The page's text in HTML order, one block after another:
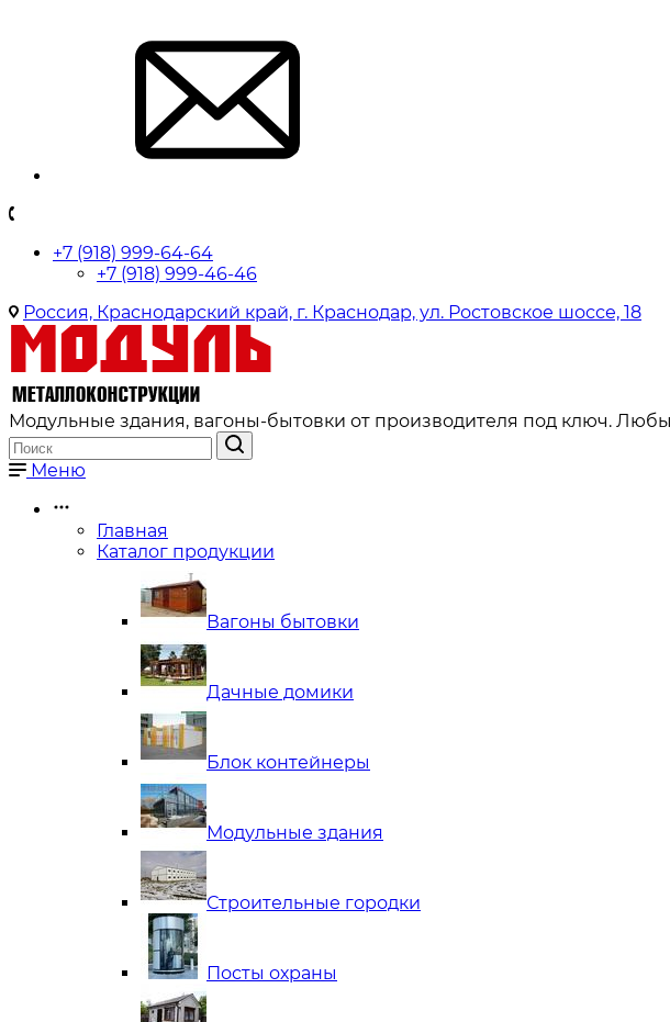
+7 (918) 999-64-64
+7 (918) 999-46-46
Россия, Краснодарский край, г. Краснодар, ул. Ростовское шоссе, 18
Модульные здания, вагоны-бытовки от производителя под ключ.
Меню
Главная
Каталог продукции
Вагоны бытовки
Дачные домики
Блок контейнеры
Модульные здания
Строительные городки
Посты охраны